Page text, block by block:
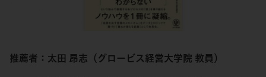
推薦者：太田 昂志（グロービス経営大学院 教員）